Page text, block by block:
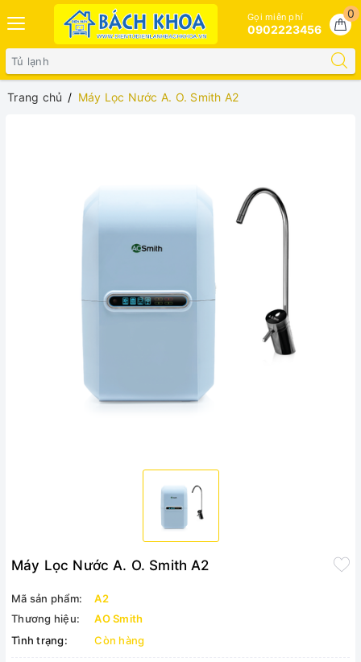
0
Gọi miễn phí
0902223456
Trang chủ Máy Lọc Nước A. O. Smith A2
Máy Lọc Nước A. O. Smith A2
Mã sản phẩm:
A2
Thương hiệu:
AO Smith
Tình trạng:
Còn hàng